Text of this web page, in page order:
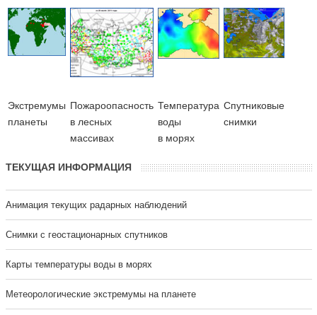
Экстремумы
планеты
Пожароопасность
в лесных
массивах
Температура
воды
в морях
Cпутниковые
снимки
ТЕКУЩАЯ ИНФОРМАЦИЯ
Анимация текущих радарных наблюдений
Cнимки с геостационарных спутников
Карты температуры воды в морях
Метеорологические экстремумы на планете